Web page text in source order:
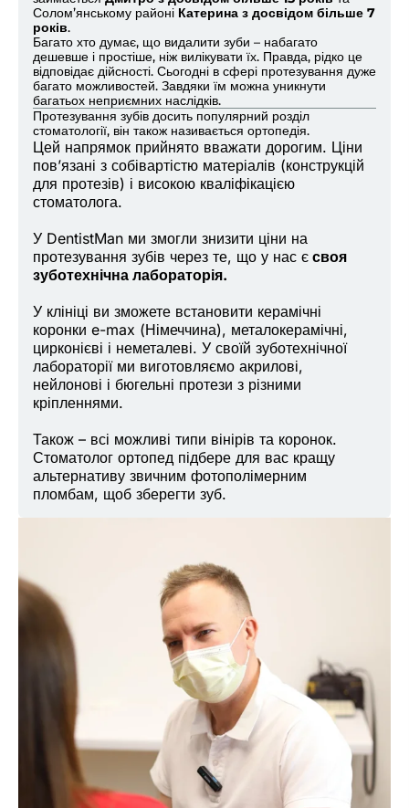
Солом’янському районі Катерина з досвідом більше 7
років.
Багато хто думає, що видалити зуби – набагато
дешевше і простіше, ніж вилікувати їх. Правда, рідко це
відповідає дійсності. Сьогодні в сфері протезування дуже
багато можливостей. Завдяки їм можна уникнути
багатьох неприємних наслідків.
Протезування зубів досить популярний розділ
стоматології, він також називається ортопедія.
Цей напрямок прийнято вважати дорогим. Ціни
пов’язані з собівартістю матеріалів (конструкцій
для протезів) і високою кваліфікацією
стоматолога.
У DentistMan ми змогли знизити ціни на
протезування зубів через те, що у нас є своя
зуботехнічна лабораторія.
У клініці ви зможете встановити керамічні
коронки e-max (Німеччина), металокерамічні,
цирконієві і неметалеві. У своїй зуботехнічної
лабораторії ми виготовляємо акрилові,
нейлонові і бюгельні протези з різними
кріпленнями.
Також – всі можливі типи вінірів та коронок.
Стоматолог ортопед підбере для вас кращу
альтернативу звичним фотополімерним
пломбам, щоб зберегти зуб.